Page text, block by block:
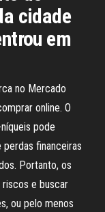
cidade
em
no Mercado
online. O
pode
perdas financeiras
Portanto, os
e buscar
ou pelo menos